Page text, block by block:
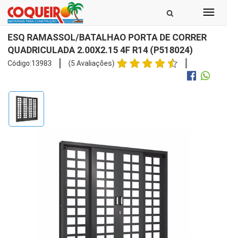
ESQ RAMASSOL/BATALHAO PORTA DE CORRER
QUADRICULADA 2.00X2.15 4F R14 (P518024)
Código:13983 (5 Avaliações)